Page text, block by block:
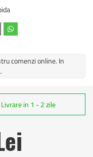
comenzi online. In
Livrare in 1 - 2 zile